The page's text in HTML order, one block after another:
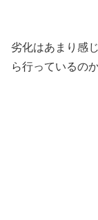
劣化はあまり感
ら行っているの